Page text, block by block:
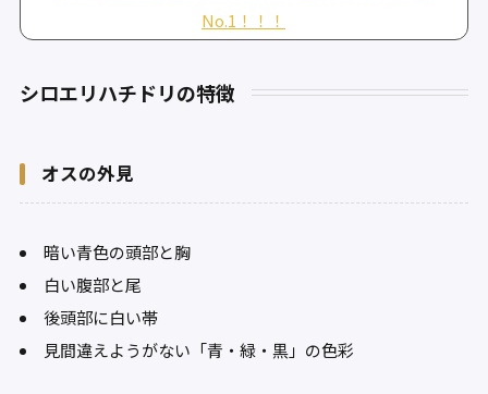
No.1！！！
シロエリハチドリの特徴
オスの外見
暗い青色の頭部と胸
白い腹部と尾
後頭部に白い帯
見間違えようがない「青・緑・黒」の色彩